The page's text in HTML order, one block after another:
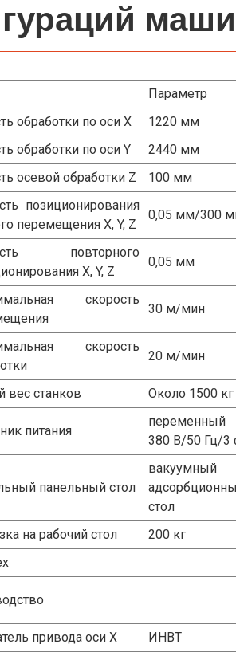
Параметр
обработки по оси X
1220 мм
обработки по оси Y
2440 мм
осевой обработки Z
100 мм
позиционирования
перемещения X, Y, Z
0,05 мм/300
повторного
X, Y, Z
0,05 мм
скорость
30 м/мин
скорость
20 м/мин
вес станков Около 1500 кг
питания
380 В/50 Гц/3
панельный стол
вакуумный
стол
на рабочий стол
200 кг
привода оси X ИНВТ